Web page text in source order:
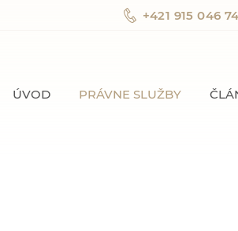
+421 915 046
ÚVOD PRÁVNE SLUŽBY